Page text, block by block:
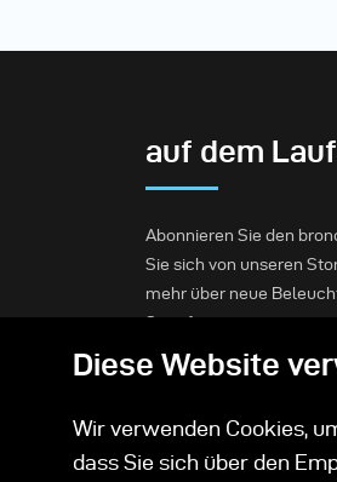
auf dem
Abonnieren Sie den
Sie sich von unseren
mehr über neue
Sie informiert.
Diese Website
Wir verwenden Cookies,
dass Sie sich über den